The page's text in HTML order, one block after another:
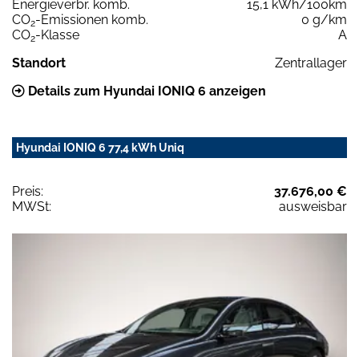
Energieverbr. komb.
15,1 kWh/100km
CO2-Emissionen komb.
0 g/km
CO2-Klasse
A
Standort
Zentrallager
Details zum Hyundai IONIQ 6 anzeigen
Hyundai IONIQ 6 77,4 kWh Uniq
Preis:
37.676,00 €
MWSt:
ausweisbar